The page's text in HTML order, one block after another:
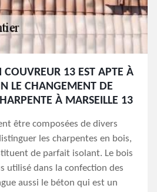
COUVREUR 13 EST APTE À
LE CHANGEMENT DE
À MARSEILLE 13
être composées de divers
les charpentes en bois,
de parfait isolant. Le bois
utilisé dans la confection des
aussi le béton qui est un